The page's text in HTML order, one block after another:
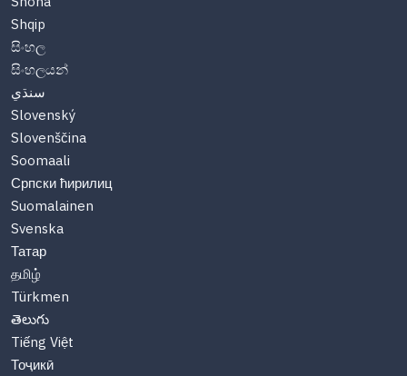
Shqip
සිංහල
සිංහලයන්
سنڌي
Slovenský
Slovenščina
Soomaali
Српски ћирилиц
Suomalainen
Svenska
Татар
தமிழ்
Türkmen
తెలుగు
Tiếng Việt
Тоҷикӣ